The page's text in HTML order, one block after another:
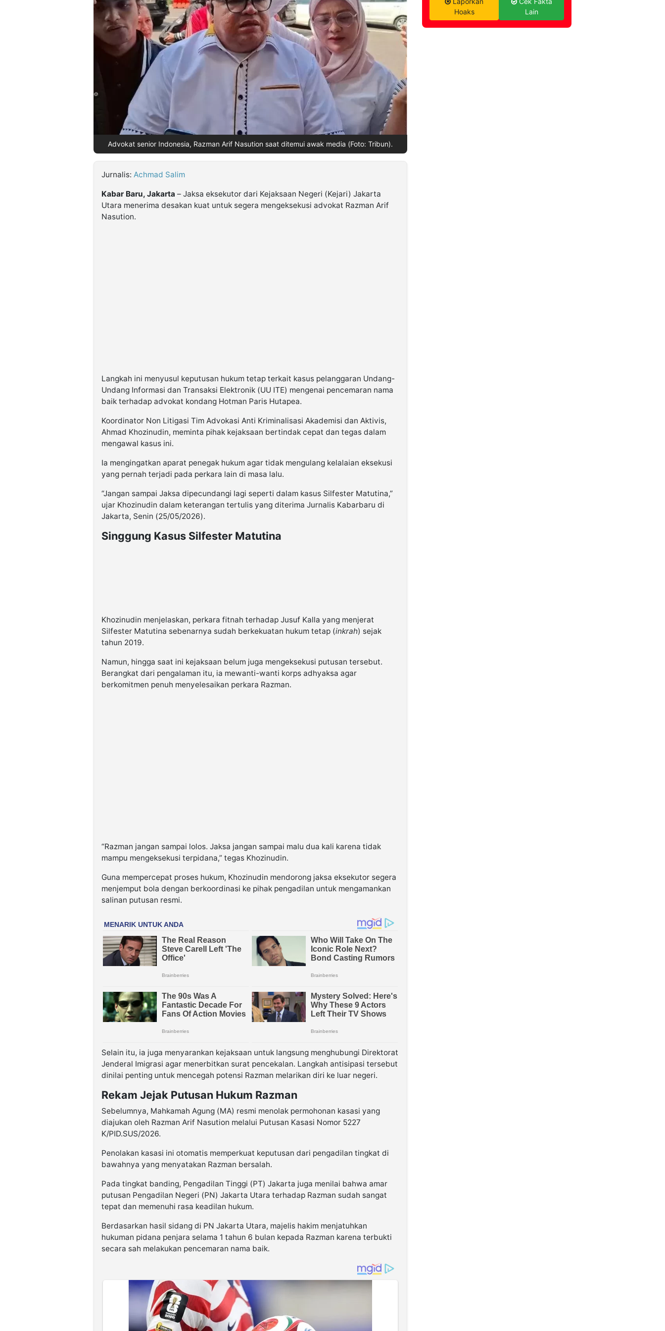
Advokat senior Indonesia, Razman Arif Nasution saat ditemui awak media (Foto: Tribun).
Jurnalis: Achmad Salim
Kabar Baru, Jakarta – Jaksa eksekutor dari Kejaksaan Negeri (Kejari) Jakarta
Utara menerima desakan kuat untuk segera mengeksekusi advokat Razman Arif
Nasution.
Langkah ini menyusul keputusan hukum tetap terkait kasus pelanggaran Undang-
Undang Informasi dan Transaksi Elektronik (UU ITE) mengenai pencemaran nama
baik terhadap advokat kondang Hotman Paris Hutapea.
Koordinator Non Litigasi Tim Advokasi Anti Kriminalisasi Akademisi dan Aktivis,
Ahmad Khozinudin, meminta pihak kejaksaan bertindak cepat dan tegas dalam
mengawal kasus ini.
Ia mengingatkan aparat penegak hukum agar tidak mengulang kelalaian eksekusi
yang pernah terjadi pada perkara lain di masa lalu.
“Jangan sampai Jaksa dipecundangi lagi seperti dalam kasus Silfester Matutina,”
ujar Khozinudin dalam keterangan tertulis yang diterima Jurnalis Kabarbaru di
Jakarta, Senin (25/05/2026).
Singgung Kasus Silfester Matutina
Khozinudin menjelaskan, perkara fitnah terhadap Jusuf Kalla yang menjerat
Silfester Matutina sebenarnya sudah berkekuatan hukum tetap (inkrah) sejak
tahun 2019.
Namun, hingga saat ini kejaksaan belum juga mengeksekusi putusan tersebut.
Berangkat dari pengalaman itu, ia mewanti-wanti korps adhyaksa agar
berkomitmen penuh menyelesaikan perkara Razman.
“Razman jangan sampai lolos. Jaksa jangan sampai malu dua kali karena tidak
mampu mengeksekusi terpidana,” tegas Khozinudin.
Guna mempercepat proses hukum, Khozinudin mendorong jaksa eksekutor segera
menjemput bola dengan berkoordinasi ke pihak pengadilan untuk mengamankan
salinan putusan resmi.
Selain itu, ia juga menyarankan kejaksaan untuk langsung menghubungi Direktorat
Jenderal Imigrasi agar menerbitkan surat pencekalan. Langkah antisipasi tersebut
dinilai penting untuk mencegah potensi Razman melarikan diri ke luar negeri.
Rekam Jejak Putusan Hukum Razman
Sebelumnya, Mahkamah Agung (MA) resmi menolak permohonan kasasi yang
diajukan oleh Razman Arif Nasution melalui Putusan Kasasi Nomor 5227
K/PID.SUS/2026.
Penolakan kasasi ini otomatis memperkuat keputusan dari pengadilan tingkat di
bawahnya yang menyatakan Razman bersalah.
Pada tingkat banding, Pengadilan Tinggi (PT) Jakarta juga menilai bahwa amar
putusan Pengadilan Negeri (PN) Jakarta Utara terhadap Razman sudah sangat
tepat dan memenuhi rasa keadilan hukum.
Berdasarkan hasil sidang di PN Jakarta Utara, majelis hakim menjatuhkan
hukuman pidana penjara selama 1 tahun 6 bulan kepada Razman karena terbukti
secara sah melakukan pencemaran nama baik.
Hoaks
Lain